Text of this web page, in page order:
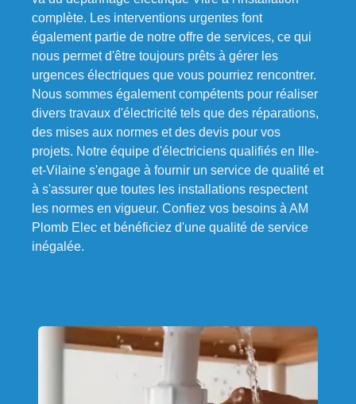
complète. Les interventions urgentes font
également partie de notre offre de services, ce qui
nous permet d'être toujours prêts à gérer les
urgences électriques que vous pourriez rencontrer.
Nous sommes également compétents pour réaliser
divers travaux d'électricité tels que des réparations,
des mises aux normes et des devis pour vos
projets. Notre équipe d'électriciens qualifiés en Ille-
et-Vilaine s'engage à fournir un service de qualité et
à s'assurer que toutes les installations respectent
les normes en vigueur. Confiez vos besoins à AM
Plomb Elec et bénéficiez d'une qualité de service
inégalée.